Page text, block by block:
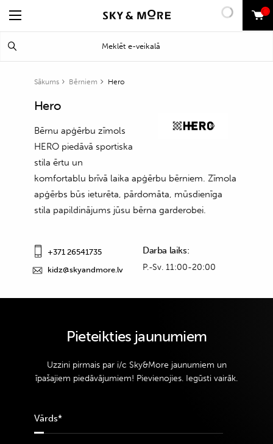
0
Sākums Bērniem Hero
Hero
Bērnu apģērbu zīmols
HERO piedāvā sportiska
stila ērtu un
komfortablu brīvā laika apģērbu bērniem. Zīmola
apģērbs būs ieturēta, pārdomāta, mūsdienīga
stila papildinājums jūsu bērna garderobei.
+371 26541735
kidz@skyandmore.lv
Darba laiks:
P.-Sv. 11:00-20:00
Pieteikties jaunumiem
Uzzini pirmais par i/c Sky&More jaunumiem un
īpašajiem piedāvājumiem! Pievienojies. Iegūsti vairāk.